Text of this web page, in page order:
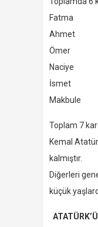
Fatma
Ahmet
Ömer
Naciye
İsmet
Makbule
Toplam 7
Kemal
kalmıştır.
Diğerleri
küçük